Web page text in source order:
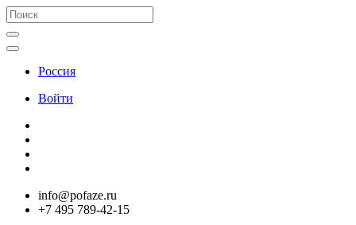
Россия
Войти
info@pofaze.ru
+7 495 789-42-15